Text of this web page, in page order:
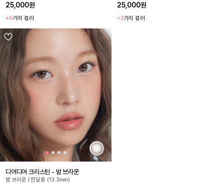
25,000원
+6가지 컬러
25,000원
+2가지 컬러
디어디어 크리스틴 - 밤 브라운
밤 브라운 | 한달용 (13.3mm)